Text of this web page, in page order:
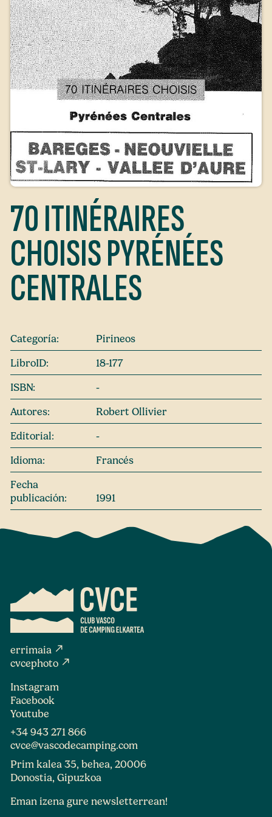
70 ITINÉRAIRES
CHOISIS PYRÉNÉES
CENTRALES
Categoría:
Pirineos
LibroID:
18-177
ISBN:
-
Autores:
Robert Ollivier
Editorial:
-
Idioma:
Francés
Fecha
publicación:
1991
errimaia north_east
cvcephoto north_east
Instagram
Facebook
Youtube
+34 943 271 866
cvce@vascodecamping.com
Prim kalea 35, behea, 20006
Donostia, Gipuzkoa
Eman izena gure newsletterrean!